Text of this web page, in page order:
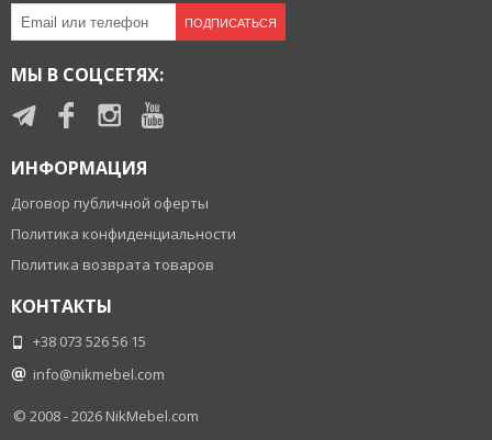
ПОДПИСАТЬСЯ
МЫ В СОЦСЕТЯХ:
ИНФОРМАЦИЯ
Договор публичной оферты
Политика конфиденциальности
Политика возврата товаров
КОНТАКТЫ
+38 073 526 56 15
info@nikmebel.com
© 2008 - 2026 NikMebel.com